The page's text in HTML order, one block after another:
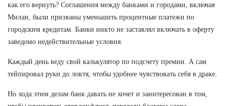
как его вернуть? Соглашения между банками и городами, включая
Милан, были призваны уменьшить процентные платежи по
городским кредитам. Банки никто не заставлял включать в оферту
заведомо недействительные условия.
Каждый день веду свой калькулятор по подсчету премии. А сам
тейпировал руки до локтя, чтобы удобнее чувствовать себя в драке.
Но хода этим делам банк давать не хочет и заинтересован в том,